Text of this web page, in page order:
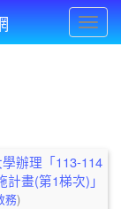
辦理「113-114
畫(第1梯次)」
務)